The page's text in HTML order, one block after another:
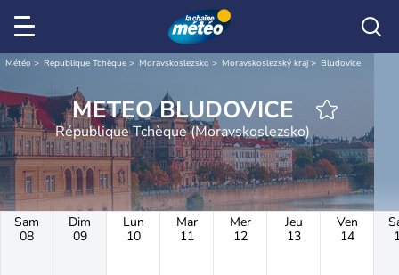
Météo République Tchèque Moravskoslezsko Moravskoslezský kraj Bludovice
METEO BLUDOVICE
République Tchèque (Moravskoslezsko)
Sam
08
Dim
09
Lun
10
Mar
11
Mer
12
Jeu
13
Ven
14